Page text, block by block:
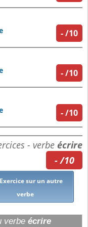
-/10
-/10
-/10
- verbe écrire
- /10
Exercice sur un autre
verbe
verbe écrire